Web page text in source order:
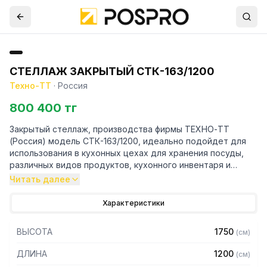
СТЕЛЛАЖ ЗАКРЫТЫЙ СТК-163/1200
Техно-ТТ · Россия
800 400 тг
Закрытый стеллаж, производства фирмы ТЕХНО-ТТ
(Россия) модель СТК-163/1200, идеально подойдет для
использования в кухонных цехах для хранения посуды,
различных видов продуктов, кухонного инвентаря и
столовых приборов. Данная модель предназначена для
комфортного доступа к продуктам и кухонному
использовании и компактность при размещении. Стеллаж
СТК-163/1200 имеет цельносварную конструкцию,
значительно облегчающую транспортировку или
Читать далее
Характеристики
ВЫСОТА 1750 (см)
ДЛИНА 1200 (см)